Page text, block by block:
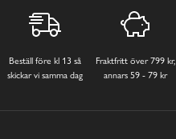
Beställ före kl 13 så
skickar vi samma dag
Fraktfritt över 799 kr,
annars 59 - 79 kr